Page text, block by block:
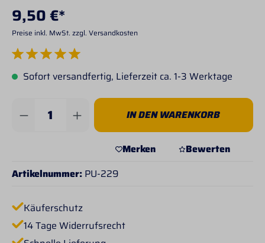
9,50 €*
Preise inkl. MwSt. zzgl. Versandkosten
Durchschnittliche Bewertung von 5 von 5 Sternen
Sofort versandfertig, Lieferzeit ca. 1-3 Werktage
Produkt Anzahl: Gib den gewünschten
IN DEN WARENKORB
Merken
Bewerten
Artikelnummer: PU-229
Käuferschutz
14 Tage Widerrufsrecht